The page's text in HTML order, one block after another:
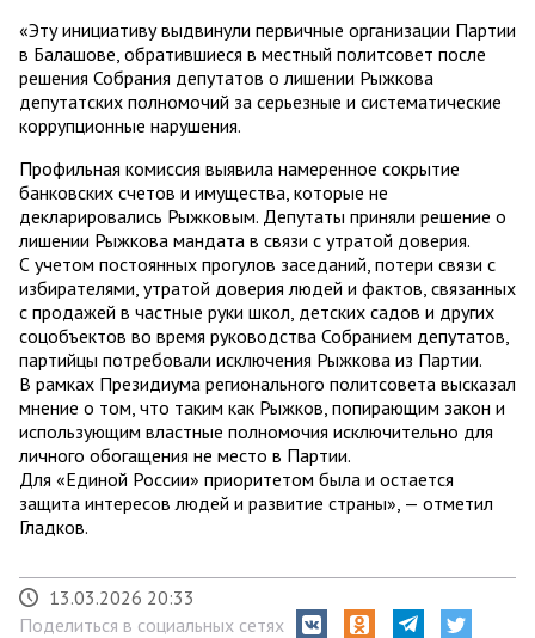
«Эту инициативу выдвинули первичные организации Партии
в Балашове, обратившиеся в местный политсовет после
решения Собрания депутатов о лишении Рыжкова
депутатских полномочий за серьезные и систематические
коррупционные нарушения.
Профильная комиссия выявила намеренное сокрытие
банковских счетов и имущества, которые не
декларировались Рыжковым. Депутаты приняли решение о
лишении Рыжкова мандата в связи с утратой доверия.
С учетом постоянных прогулов заседаний, потери связи с
избирателями, утратой доверия людей и фактов, связанных
с продажей в частные руки школ, детских садов и других
соцобъектов во время руководства Собранием депутатов,
партийцы потребовали исключения Рыжкова из Партии.
В рамках Президиума регионального политсовета высказал
мнение о том, что таким как Рыжков, попирающим закон и
использующим властные полномочия исключительно для
личного обогащения не место в Партии.
Для «Единой России» приоритетом была и остается
защита интересов людей и развитие страны», — отметил
Гладков.
13.03.2026 20:33
Поделиться в социальных сетях